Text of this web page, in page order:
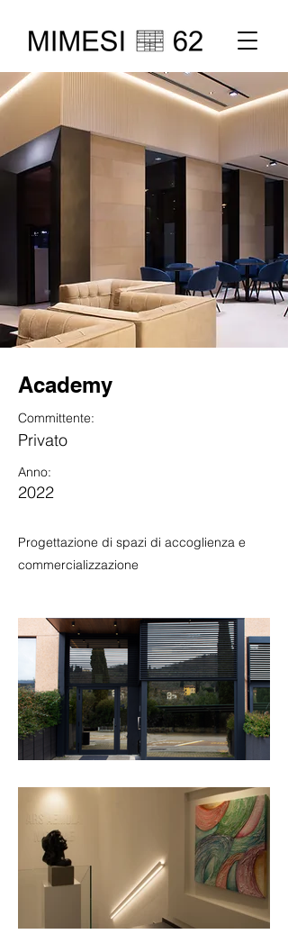
Academy
Committente:
Privato
Anno:
2022
Progettazione di spazi di accoglienza e
commercializzazione